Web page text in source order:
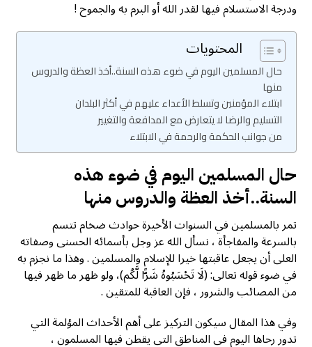
ودرجة الاستسلام فيها لقدر الله أو البرم به والجموح !
المحتويات
حال المسلمين اليوم في ضوء هذه السنة..أخذ العظة والدروس
منها
ابتلاء المؤمنين وتسلط الأعداء عليهم في أكثر البلدان
التسليم والرضا لا يتعارض مع المدافعة والتغيير
من جوانب الحكمة والرحمة في الابتلاء
حال المسلمين اليوم في ضوء هذه
السنة..أخذ العظة والدروس منها
تمر بالمسلمين في السنوات الأخيرة حوادث ضخام تتسم
بالسرعة والمفاجأة ، نسأل الله عز وجل بأسمائه الحسنى وصفاته
العلى أن يجعل عاقبتها خيرا للإسلام والمسلمين . وهذا ما نجزم به
في ضوء قوله تعالى: (لَا تَحْسَبُوهُ شَرًّا لَّكُم)، ولو ظهر ما ظهر فيها
من المصائب والشرور ، فإن العاقبة للمتقين .
وفي هذا المقال سيكون التركيز على أهم الأحداث المؤلمة التي
تدور رحاها اليوم في المناطق التي يقطن فيها المسلمون ،